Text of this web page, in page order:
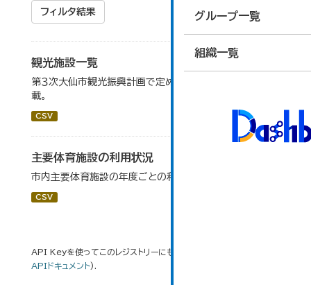
グループ一覧
組織一覧
フィルタ結果
観光施設一覧
第３次大仙市観光振興計画で定めた、主要観光施設を掲
載。
CSV
主要体育施設の利用状況
市内主要体育施設の年度ごとの利用状況データです。
CSV
API Keyを使ってこのレジストリーにもアクセス可能です
APIドキュメント).